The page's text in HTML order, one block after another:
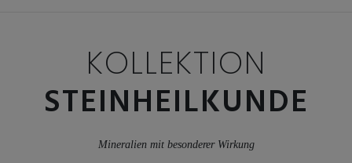
KOLLEKTION
STEINHEILKUNDE
Mineralien mit besonderer Wirkung